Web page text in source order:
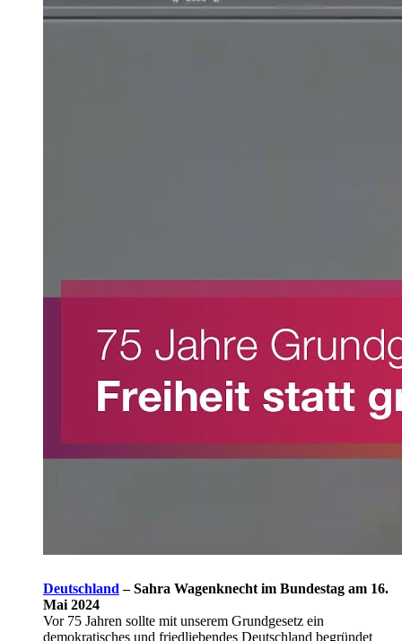
Deutschland – Sahra Wagenknecht im Bundestag am 16.
Mai 2024
Vor 75 Jahren sollte mit unserem Grundgesetz ein
demokratisches und friedliebendes Deutschland begründet